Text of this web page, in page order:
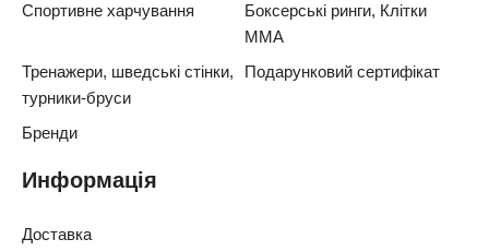
Спортивне харчування
Боксерські ринги, Клітки
ММА
Тренажери, шведські стінки,
турники-бруси
Подарунковий сертифікат
Бренди
Информація
Доставка